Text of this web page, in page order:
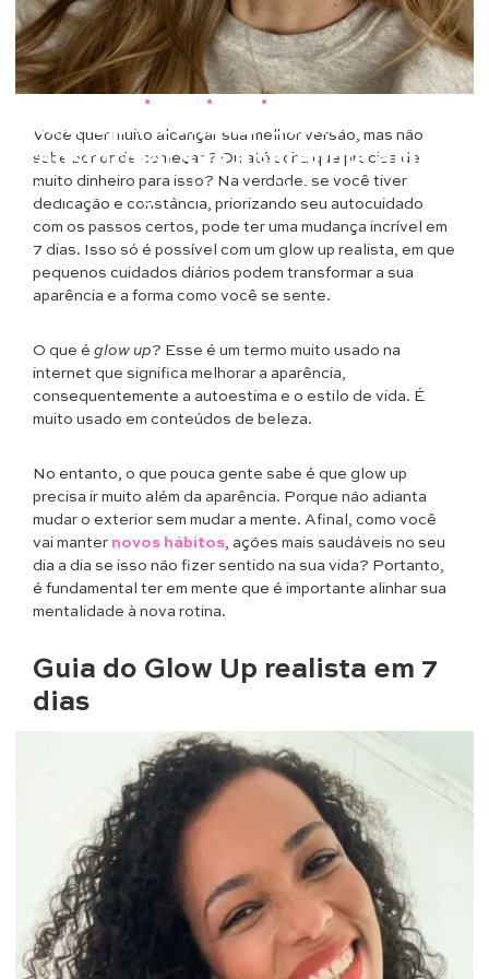
• • •
Glow Up Realista: Como
transformar sua aparência em 7
dias sem gastar muito
Você quer muito alcançar sua melhor versão, mas não
sabe por onde começar ? Ou até acha que precisa de
muito dinheiro para isso? Na verdade, se você tiver
dedicação e constância, priorizando seu autocuidado
com os passos certos, pode ter uma mudança incrível em
7 dias. Isso só é possível com um glow up realista, em que
pequenos cuidados diários podem transformar a sua
aparência e a forma como você se sente.
O que é glow up? Esse é um termo muito usado na
internet que significa melhorar a aparência,
consequentemente a autoestima e o estilo de vida. É
muito usado em conteúdos de beleza.
No entanto, o que pouca gente sabe é que glow up
precisa ir muito além da aparência. Porque não adianta
mudar o exterior sem mudar a mente. Afinal, como você
vai manter novos há bitos , ações mais saudáveis no seu
dia a dia se isso não fizer sentido na sua vida? Portanto,
é fundamental ter em mente que é importante alinhar sua
mentalidade à nova rotina.
Guia do Glow Up realista em 7
dias